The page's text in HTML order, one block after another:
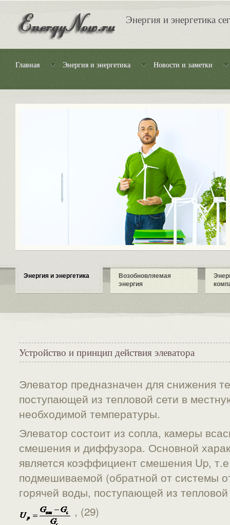
Энергия и энергетика
Главная Энергия и энергетика Новости и заметки
Энергия и энергетика
Возобновляемая
энергия
Устройство и принцип действия элеватора
Элеватор предназначен для снижения
поступающей из тепловой сети в
необходимой температуры.
Элеватор состоит из сопла, камеры
смешения и диффузора. Основной
является коэффициент смешения Up,
подмешиваемой (обратной от системы
горячей воды, поступающей из тепловой
, (29)